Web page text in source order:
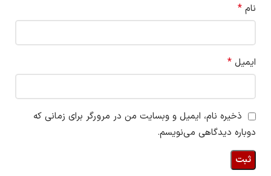
نام *
ایمیل *
ذخیره نام، ایمیل و وبسایت من در مرورگر برای زمانی که
دوباره دیدگاهی می‌نویسم.